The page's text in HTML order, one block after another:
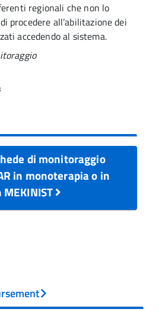
regionali che non lo
procedere all’abilitazione dei
accedendo al sistema.
di monitoraggio
in monoterapia o in